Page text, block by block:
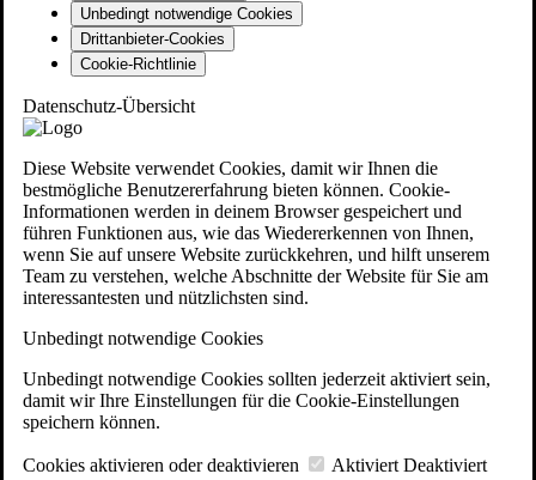
Unbedingt notwendige Cookies
Drittanbieter-Cookies
Cookie-Richtlinie
Datenschutz-Übersicht
Diese Website verwendet Cookies, damit wir Ihnen die
bestmögliche Benutzererfahrung bieten können. Cookie-
Informationen werden in deinem Browser gespeichert und
führen Funktionen aus, wie das Wiedererkennen von Ihnen,
wenn Sie auf unsere Website zurückkehren, und hilft unserem
Team zu verstehen, welche Abschnitte der Website für Sie am
interessantesten und nützlichsten sind.
Unbedingt notwendige Cookies
Unbedingt notwendige Cookies sollten jederzeit aktiviert sein,
damit wir Ihre Einstellungen für die Cookie-Einstellungen
speichern können.
Cookies aktivieren oder deaktivieren Aktiviert Deaktiviert